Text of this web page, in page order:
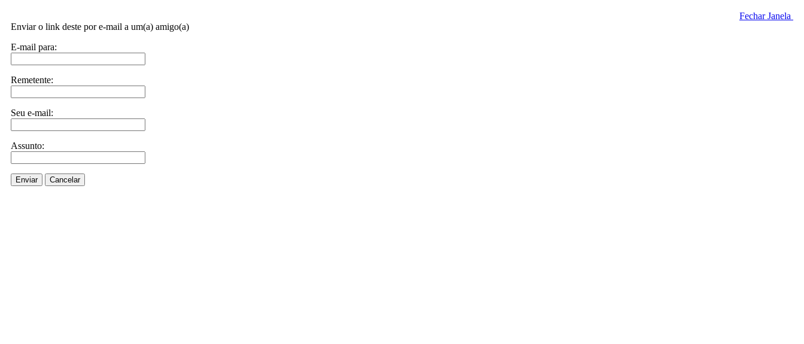
Fechar Janela
Enviar o link deste por e-mail a um(a) amigo(a)
E-mail para:
Remetente:
Seu e-mail:
Assunto:
Enviar Cancelar